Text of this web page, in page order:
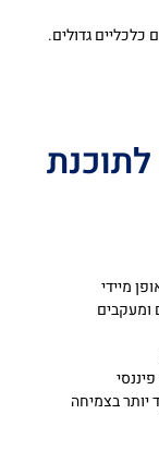
כלכליים גדולים.
מיידי
ומעקבים
יותר בצמיחה